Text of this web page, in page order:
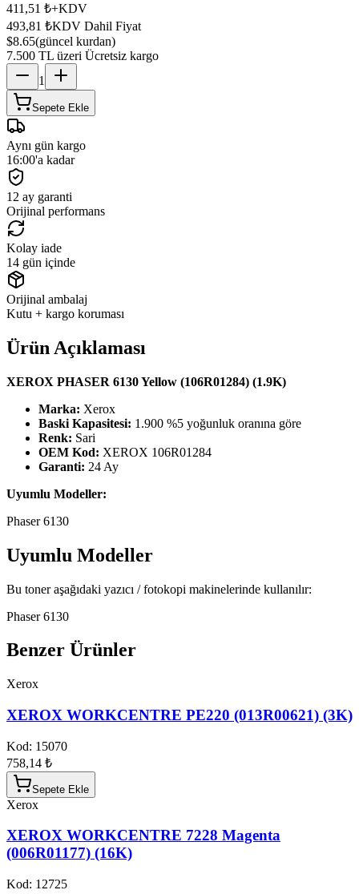
411,51 ₺+KDV
493,81 ₺KDV Dahil Fiyat
$8.65(güncel kurdan)
7.500 TL üzeri Ücretsiz kargo
1
Sepete Ekle
Aynı gün kargo
16:00'a kadar
12 ay garanti
Orijinal performans
Kolay iade
14 gün içinde
Orijinal ambalaj
Kutu + kargo koruması
Ürün Açıklaması
XEROX PHASER 6130 Yellow (106R01284) (1.9K)
Marka: Xerox
Baski Kapasitesi: 1.900 %5 yoğunluk oranına göre
Renk: Sari
OEM Kod: XEROX 106R01284
Garanti: 24 Ay
Uyumlu Modeller:
Phaser 6130
Uyumlu Modeller
Bu toner aşağıdaki yazıcı / fotokopi makinelerinde kullanılır:
Phaser 6130
Benzer Ürünler
Xerox
XEROX WORKCENTRE PE220 (013R00621) (3K)
Kod: 15070
758,14 ₺
Sepete Ekle
Xerox
XEROX WORKCENTRE 7228 Magenta
(006R01177) (16K)
Kod: 12725